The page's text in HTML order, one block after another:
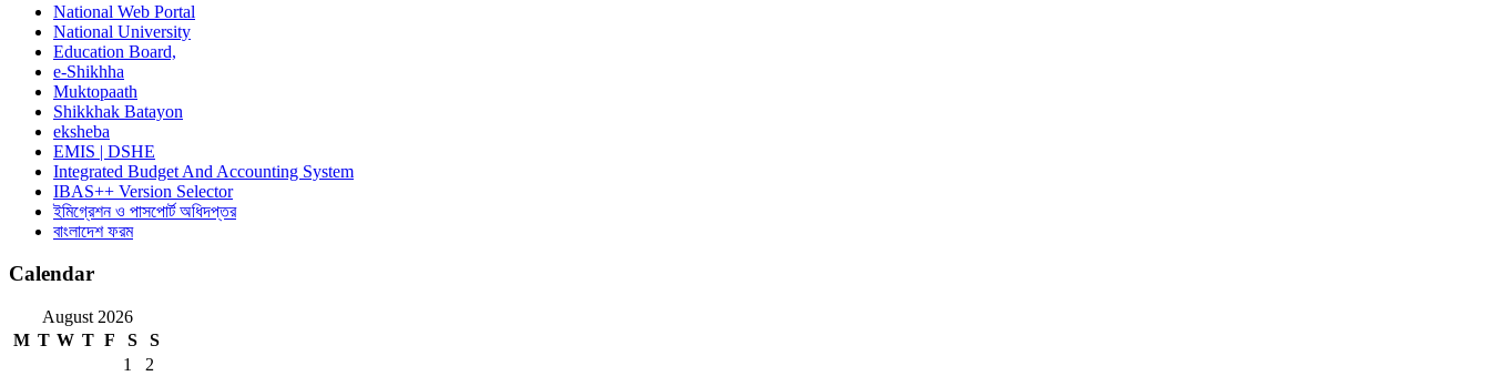
National Web Portal
National University
Education Board,
e-Shikhha
Muktopaath
Shikkhak Batayon
eksheba
EMIS | DSHE
Integrated Budget And Accounting System
IBAS++ Version Selector
ইমিগ্রেশন ও পাসপোর্ট অধিদপ্তর
বাংলাদেশ ফরম
Calendar
August 2026
M T W T F S
S
1
2